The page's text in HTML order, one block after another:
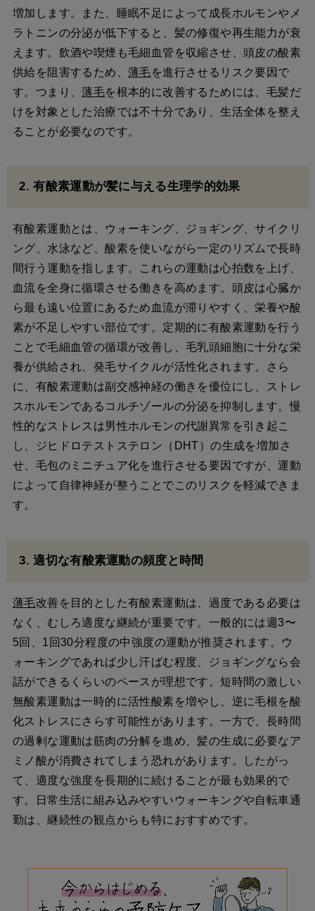
増加します。また、睡眠不足によって成長ホルモンやメ
ラトニンの分泌が低下すると、髪の修復や再生能力が衰
えます。飲酒や喫煙も毛細血管を収縮させ、頭皮の酸素
供給を阻害するため、 薄毛を進行させるリスク要因で
す。つまり、薄毛を根本的に改善するためには、毛髪だ
けを対象とした治療では不十分であり、生活全体を整え
ることが必要なのです。
2. 有酸素運動が髪に与える生理学的効果
有酸素運動とは、ウォーキング、ジョギング、サイクリ
ング、水泳など、酸素を使いながら一定のリズムで長時
間行う運動を指します。これらの運動は心拍数を上げ、
血流を全身に循環させる働きを高めます。頭皮は心臓か
ら最も遠い位置にあるため血流が滞りやすく、栄養や酸
素が不足しやすい部位です。定期的に有酸素運動を行う
ことで毛細血管の循環が改善し、毛乳頭細胞に十分な栄
養が供給され、発毛サイクルが活性化されます。さら
に、有酸素運動は副交感神経の働きを優位にし、ストレ
スホルモンであるコルチゾールの分泌を抑制します。慢
性的なストレスは男性ホルモンの代謝異常を引き起こ
し、ジヒドロテストステロン（DHT）の生成を増加さ
せ、毛包のミニチュア化を進行させる要因ですが、運動
によって自律神経が整うことでこのリスクを軽減できま
す。
3. 適切な有酸素運動の頻度と時間
薄毛改善を目的とした有酸素運動は、過度である必要は
なく、むしろ適度な継続が重要です。一般的には週3〜
5回、1回30分程度の中強度の運動が推奨されます。ウ
ォーキングであれば少し汗ばむ程度、ジョギングなら会
話ができるくらいのペースが理想です。短時間の激しい
無酸素運動は一時的に活性酸素を増やし、逆に毛根を酸
化ストレスにさらす可能性があります。一方で、長時間
の過剰な運動は筋肉の分解を進め、髪の生成に必要なア
ミノ酸が消費されてしまう恐れがあります。したがっ
て、適度な強度を長期的に続けることが最も効果的で
す。日常生活に組み込みやすいウォーキングや自転車通
勤は、継続性の観点からも特におすすめです。